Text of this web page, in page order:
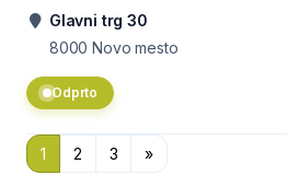
Glavni trg 30
8000 Novo mesto
Odprto
1 2 3 »